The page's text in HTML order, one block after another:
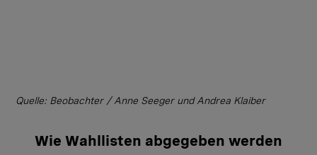
Quelle: Beobachter / Anne Seeger und Andrea Klaiber
Wie Wahllisten abgegeben werden